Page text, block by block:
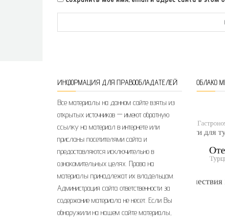
ИНФОРМАЦИЯ ДЛЯ ПРАВООБЛАДАТЕЛЕЙ
Все материалы на данном сайте взяты из
открытых источников — имеют обратную
ссылку на материал в интернете или
присланы посетителями сайта и
предоставляются исключительно в
ознакомительных целях. Права на
материалы принадлежат их владельцам.
Администрация сайта ответственности за
содержание материала не несет. Если Вы
обнаружили на нашем сайте материалы,
ОБЛАКО